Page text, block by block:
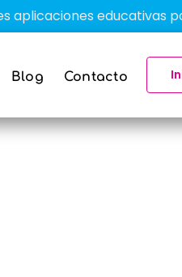
educativas
Blog Contacto